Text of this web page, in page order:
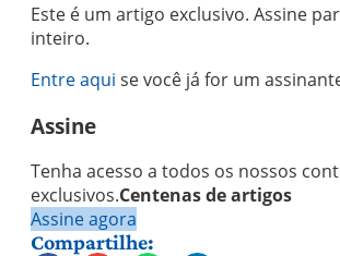
Este é um artigo exclusivo. Assine
inteiro.
Entre aqui se você já for um
Assine
Tenha acesso a todos os nossos
exclusivos.Centenas de artigos
Assine agora
Compartilhe: